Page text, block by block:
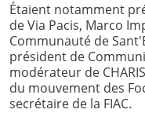
Étaient notamment
de Via Pacis, Marco
Communauté de
président de
modérateur de
du mouvement des
secrétaire de la FIAC.